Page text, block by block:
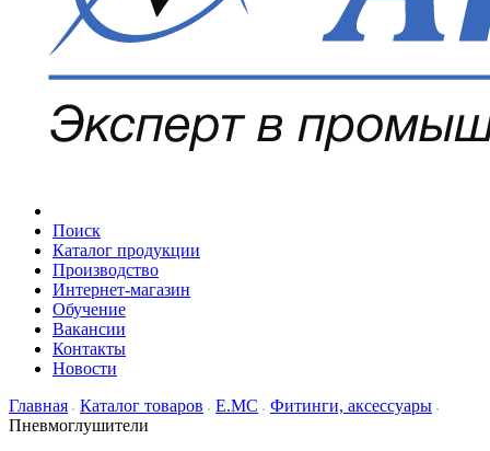
Поиск
Каталог продукции
Производство
Интернет-магазин
Обучение
Вакансии
Контакты
Новости
Главная
Каталог товаров Е.МС
Фитинги, аксессуары
Пневмоглушители